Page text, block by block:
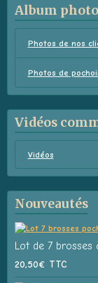
Album
Photos de nos
Photos de
Vidéos
Vidéos
Nouveautés
Lot de 7 brosses
20,50€ TTC